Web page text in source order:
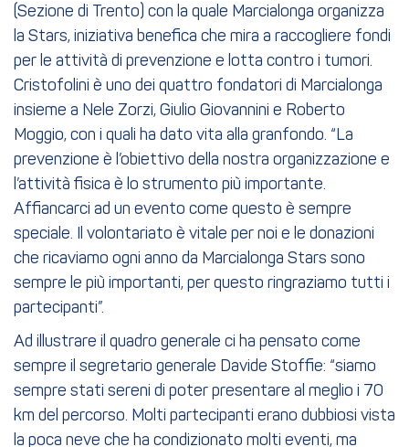
(Sezione di Trento) con la quale Marcialonga organizza
la Stars, iniziativa benefica che mira a raccogliere fondi
per le attività di prevenzione e lotta contro i tumori.
Cristofolini è uno dei quattro fondatori di Marcialonga
insieme a Nele Zorzi, Giulio Giovannini e Roberto
Moggio, con i quali ha dato vita alla granfondo. “La
prevenzione è l’obiettivo della nostra organizzazione e
l’attività fisica è lo strumento più importante.
Affiancarci ad un evento come questo è sempre
speciale. Il volontariato è vitale per noi e le donazioni
che ricaviamo ogni anno da Marcialonga Stars sono
sempre le più importanti, per questo ringraziamo tutti i
partecipanti”.
Ad illustrare il quadro generale ci ha pensato come
sempre il segretario generale Davide Stoffie: “siamo
sempre stati sereni di poter presentare al meglio i 70
km del percorso. Molti partecipanti erano dubbiosi vista
la poca neve che ha condizionato molti eventi, ma